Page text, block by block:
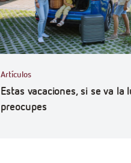
Artículos
Estas vacaciones, si se va la
preocupes